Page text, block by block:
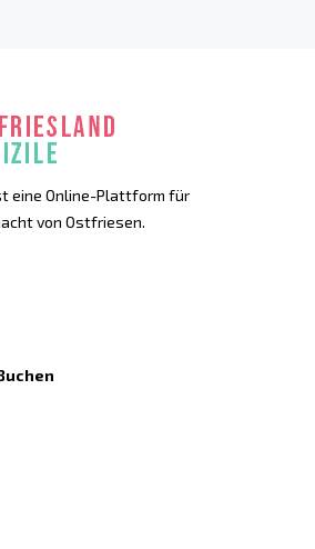
eine Online-Plattform für
von Ostfriesen.